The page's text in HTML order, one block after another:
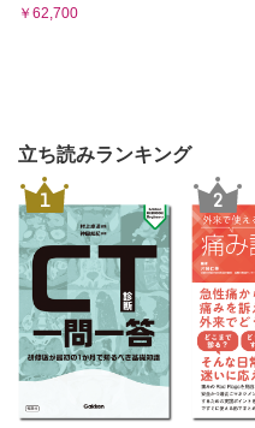
￥62,700
立ち読みランキング
1 2